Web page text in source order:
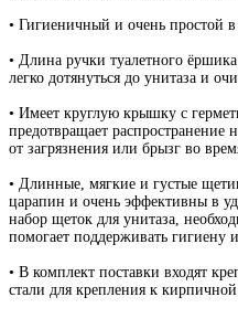
• Гигиеничный и очень простой в
• Длина ручки туалетного
легко дотянуться до унитаза и
• Имеет круглую крышку с
предотвращает
от загрязнения или брызг во
• Длинные, мягкие и густые
царапин и очень эффективны в
набор щеток для унитаза,
помогает поддерживать гигиену
• В комплект поставки входят
стали для крепления к кирпичной